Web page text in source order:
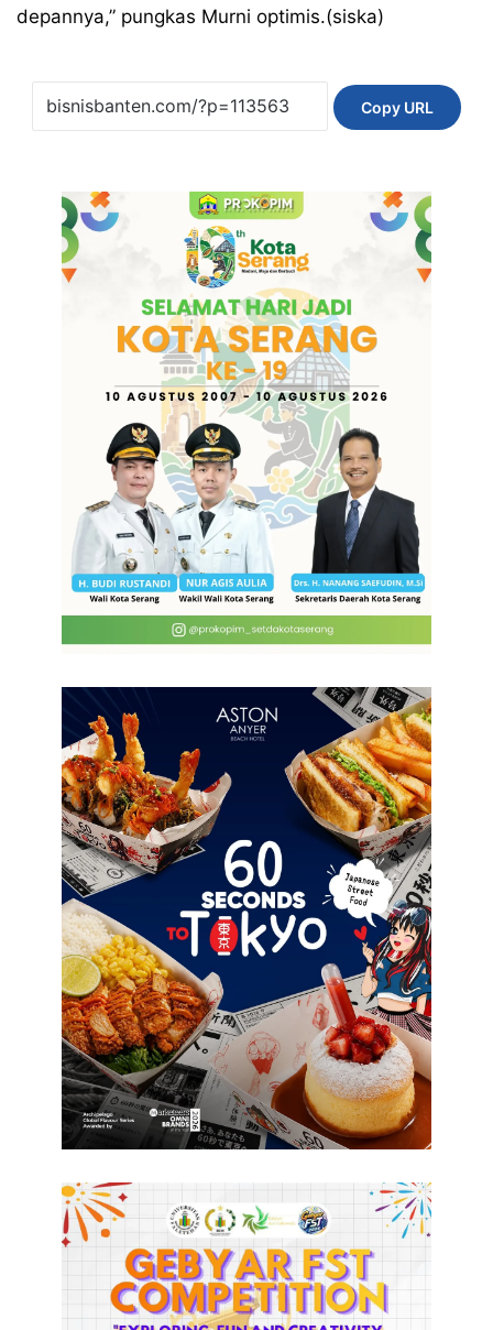
depannya,” pungkas Murni optimis.(siska)
Copy URL